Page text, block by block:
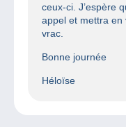
ceux-ci. J’espère
appel et mettra en
vrac.
Bonne journée
Héloïse